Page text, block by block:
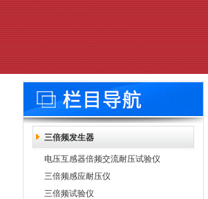
三倍频发生器
电压互感器倍频交流耐压试验仪
三倍频感应耐压仪
三倍频试验仪